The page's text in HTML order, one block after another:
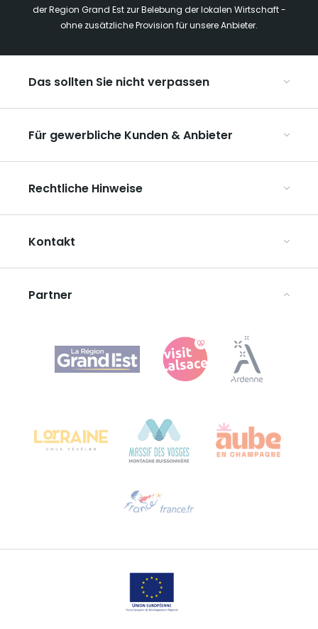
der Region Grand Est zur Belebung der lokalen Wirtschaft -
ohne zusätzliche Provision für unsere Anbieter.
Das sollten Sie nicht verpassen
Die Weihnachtsmärkte im Grand Est
Ribeauvillé, zwischen Weinbergen und Bergen
Unsere UNESCO-Welterbestätten
Für gewerbliche Kunden & Anbieter
Organisieren Sie Ihre Gruppenreisen
ART GE kennenlernen
Mediaroom
Rechtliche Hinweise
Datenschutzbestimmungen
Rechtliche Hinweise
Kontakt
Agence Régionale du Tourisme Grand Est
Bureau de Colmar (Hauptverwaltung)
Sprechen Sie uns per E-Mail an
Partner